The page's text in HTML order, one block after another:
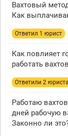
Вахтовый
Как
Ответил 1 юрист
Как повлияет
работать
Ответили 2 юристa
Работаю
дней рабочую
Законно ли